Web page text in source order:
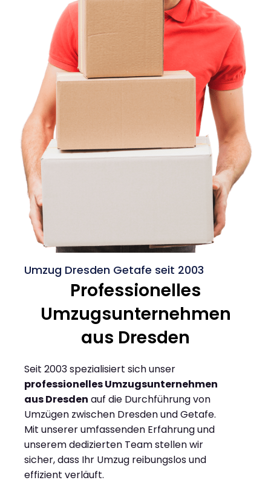
Umzug Dresden Getafe seit 2003
Professionelles
Umzugsunternehmen
aus Dresden
Seit 2003 spezialisiert sich unser
professionelles Umzugsunternehmen
aus Dresden auf die Durchführung von
Umzügen zwischen Dresden und Getafe.
Mit unserer umfassenden Erfahrung und
unserem dedizierten Team stellen wir
sicher, dass Ihr Umzug reibungslos und
effizient verläuft.